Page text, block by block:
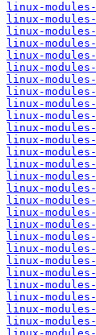
linux-
linux-
linux-
linux-
linux-
linux-
linux-
linux-
linux-
linux-
linux-
linux-
linux-
linux-
linux-
linux-
linux-
linux-
linux-
linux-
linux-
linux-
linux-
linux-
linux-
linux-
linux-